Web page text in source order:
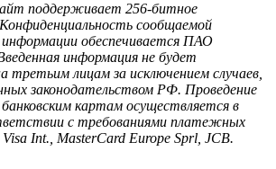
поддерживает 256-битное
сообщаемой
информации обеспечивается ПАО
информация не будет
третьим лицам за исключением случаев,
законодательством РФ. Проведение
картам осуществляется в
с требованиями платежных
Int., MasterCard Europe Sprl, JCB.